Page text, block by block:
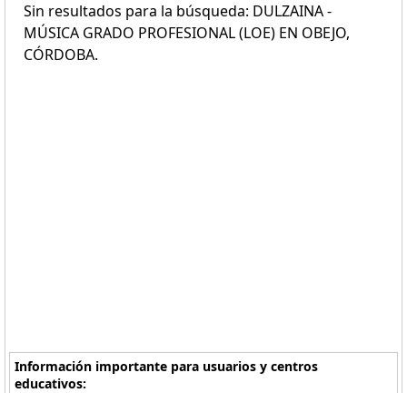
Sin resultados para la búsqueda: DULZAINA -
MÚSICA GRADO PROFESIONAL (LOE) EN OBEJO,
CÓRDOBA.
Información importante para usuarios y centros
educativos: